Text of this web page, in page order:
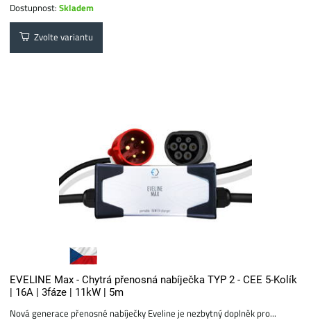
Dostupnost:Skladem
Zvolte variantu
EVELINE Max - Chytrá přenosná nabíječka TYP 2 - CEE 5-Kolík
| 16A | 3fáze | 11kW | 5m
Nová generace přenosné nabíječky Eveline je nezbytný doplněk pro...